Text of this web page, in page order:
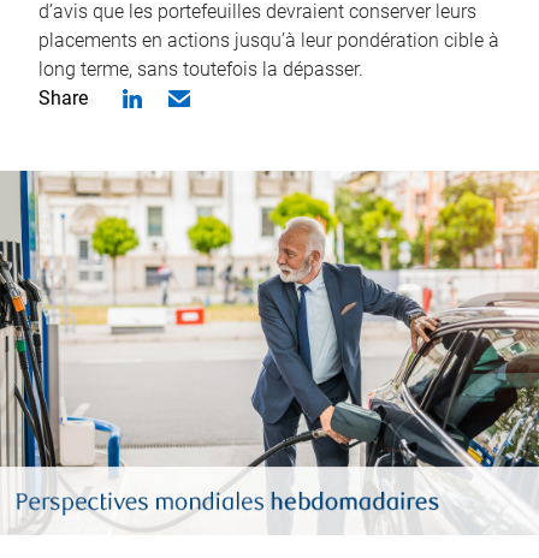
d’avis que les portefeuilles devraient conserver leurs
placements en actions jusqu’à leur pondération cible à
long terme, sans toutefois la dépasser.
Share